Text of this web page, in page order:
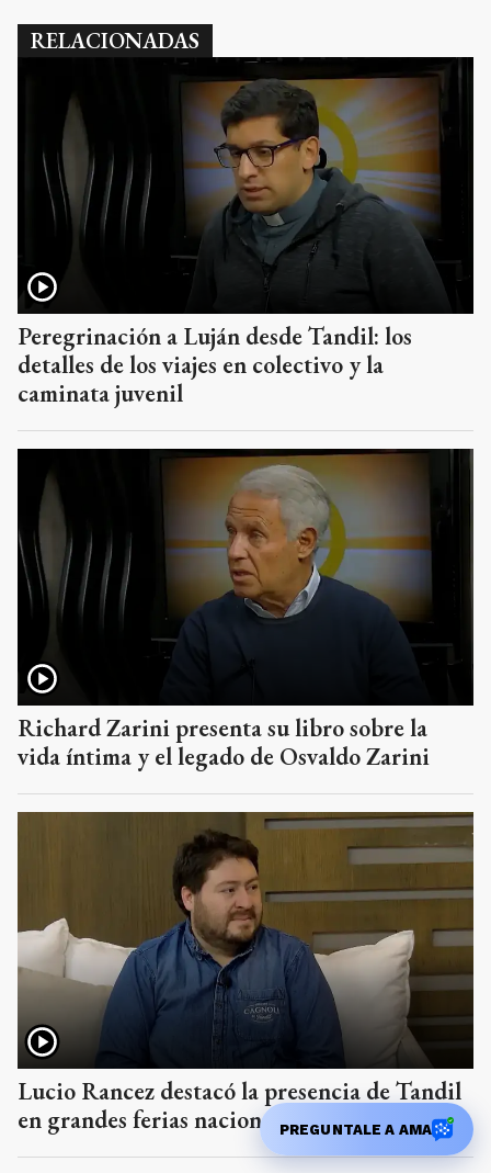
RELACIONADAS
Peregrinación a Luján desde Tandil: los
detalles de los viajes en colectivo y la
caminata juvenil
Richard Zarini presenta su libro sobre la
vida íntima y el legado de Osvaldo Zarini
Lucio Rancez destacó la presencia de Tandil
en grandes ferias nacionalesPREGUNTALE A AMA